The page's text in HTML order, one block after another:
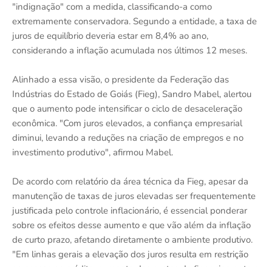
"indignação" com a medida, classificando-a como
extremamente conservadora. Segundo a entidade, a taxa de
juros de equilíbrio deveria estar em 8,4% ao ano,
considerando a inflação acumulada nos últimos 12 meses.
Alinhado a essa visão, o presidente da Federação das
Indústrias do Estado de Goiás (Fieg), Sandro Mabel, alertou
que o aumento pode intensificar o ciclo de desaceleração
econômica. "Com juros elevados, a confiança empresarial
diminui, levando a reduções na criação de empregos e no
investimento produtivo", afirmou Mabel.
De acordo com relatório da área técnica da Fieg, apesar da
manutenção de taxas de juros elevadas ser frequentemente
justificada pelo controle inflacionário, é essencial ponderar
sobre os efeitos desse aumento e que vão além da inflação
de curto prazo, afetando diretamente o ambiente produtivo.
"Em linhas gerais a elevação dos juros resulta em restrição